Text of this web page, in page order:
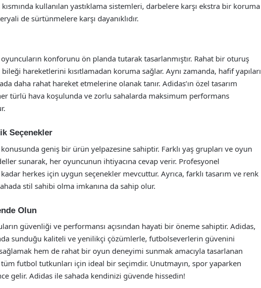
kullanılan yastıklama sistemleri, darbelere karşı ekstra bir koruma
de sürtünmelere karşı dayanıklıdır.
konforunu ön planda tutarak tasarlanmıştır. Rahat bir oturuş
hareketlerini kısıtlamadan koruma sağlar. Aynı zamanda, hafif yapıları
daha rahat hareket etmelerine olanak tanır. Adidas’ın özel tasarım
türlü hava koşulunda ve zorlu sahalarda maksimum performans
Seçenekler
geniş bir ürün yelpazesine sahiptir. Farklı yaş grupları ve oyun
sunarak, her oyuncunun ihtiyacına cevap verir. Profesyonel
herkes için uygun seçenekler mevcuttur. Ayrıca, farklı tasarım ve renk
stil sahibi olma imkanına da sahip olur.
Olun
güvenliği ve performansı açısından hayati bir öneme sahiptir. Adidas,
sunduğu kaliteli ve yenilikçi çözümlerle, futbolseverlerin güvenini
hem de rahat bir oyun deneyimi sunmak amacıyla tasarlanan
futbol tutkunları için ideal bir seçimdir. Unutmayın, spor yaparken
gelir. Adidas ile sahada kendinizi güvende hissedin!